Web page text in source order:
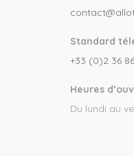
Standard
+33 (0)2 36
Heures
Du lundi au